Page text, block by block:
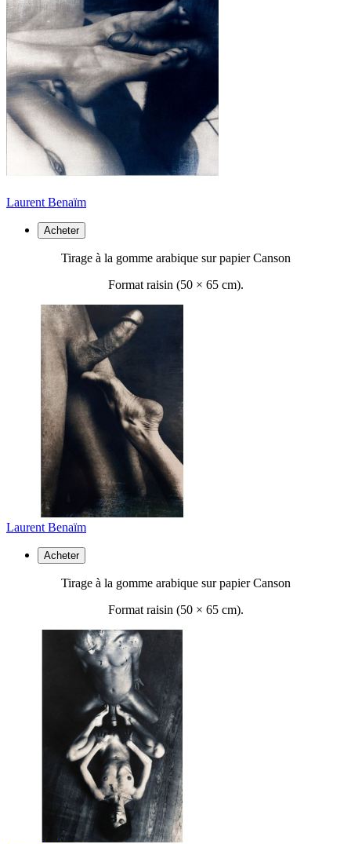
Laurent Benaïm
Acheter
Tirage à la gomme arabique sur papier Canson
Format raisin (50 × 65 cm).
Laurent Benaïm
Acheter
Tirage à la gomme arabique sur papier Canson
Format raisin (50 × 65 cm).